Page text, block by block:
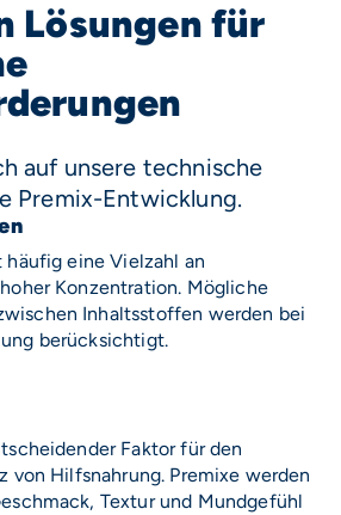
Lösungen für
auf unsere technische
Premix-Entwicklung.
eine Vielzahl an
Konzentration. Mögliche
Inhaltsstoffen werden bei
berücksichtigt.
Faktor für den
von Hilfsnahrung. Premixe werden
Textur und Mundgefühl